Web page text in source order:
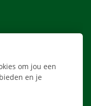
om jou een
en je